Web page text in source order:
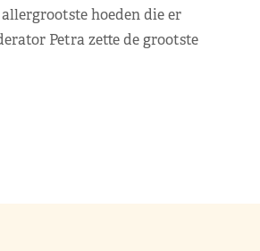
hoeden die er
Petra zette de grootste